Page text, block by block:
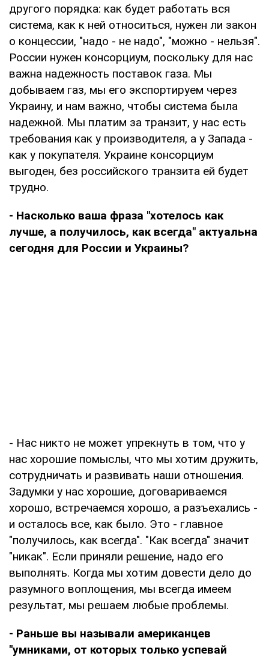
другого порядка: как будет работать вся
система, как к ней относиться, нужен ли закон
о концессии, "надо - не надо", "можно - нельзя".
России нужен консорциум, поскольку для нас
важна надежность поставок газа. Мы
добываем газ, мы его экспортируем через
Украину, и нам важно, чтобы система была
надежной. Мы платим за транзит, у нас есть
требования как у производителя, а у Запада -
как у покупателя. Украине консорциум
выгоден, без российского транзита ей будет
трудно.
- Насколько ваша фраза "хотелось как
лучше, а получилось, как всегда" актуальна
сегодня для России и Украины?
- Нас никто не может упрекнуть в том, что у
нас хорошие помыслы, что мы хотим дружить,
сотрудничать и развивать наши отношения.
Задумки у нас хорошие, договариваемся
хорошо, встречаемся хорошо, а разъехались -
и осталось все, как было. Это - главное
"получилось, как всегда". "Как всегда" значит
"никак". Если приняли решение, надо его
выполнять. Когда мы хотим довести дело до
разумного воплощения, мы всегда имеем
результат, мы решаем любые проблемы.
- Раньше вы называли американцев
"умниками, от которых только успевай